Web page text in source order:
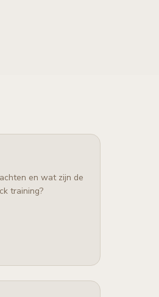
en wat zijn de
training?